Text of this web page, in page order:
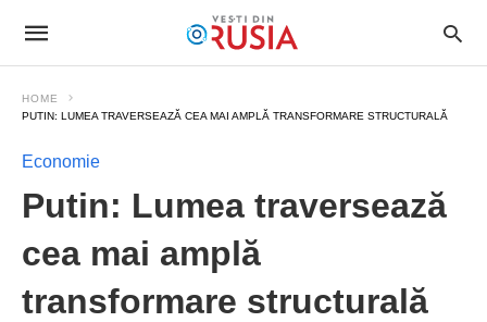
HOME
PUTIN: LUMEA TRAVERSEAZĂ CEA MAI AMPLĂ TRANSFORMARE STRUCTURALĂ
Economie
Putin: Lumea traversează
cea mai amplă
transformare structurală